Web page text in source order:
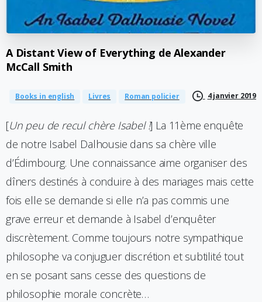
A Distant View of Everything de Alexander
McCall Smith
Books in english Livres Roman policier 4 janvier 2019
[Un peu de recul chère Isabel !] La 11ème enquête
de notre Isabel Dalhousie dans sa chère ville
d’Édimbourg. Une connaissance aime organiser des
dîners destinés à conduire à des mariages mais cette
fois elle se demande si elle n’a pas commis une
grave erreur et demande à Isabel d’enquêter
discrètement. Comme toujours notre sympathique
philosophe va conjuguer discrétion et subtilité tout
en se posant sans cesse des questions de
philosophie morale concrète…